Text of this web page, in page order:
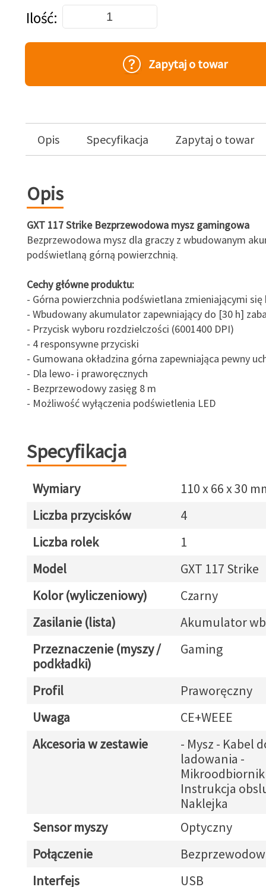
Dodaj do koszyka
Ilość
Zapytaj o towar
Opis Specyfikacja Zapytaj o towar
Opis
GXT 117 Strike Bezprzewodowa mysz gamingowa
Bezprzewodowa mysz dla graczy z wbudowanym
podświetlaną górną powierzchnią.
Cechy główne produktu:
- Górna powierzchnia podświetlana zmieniającymi
- Wbudowany akumulator zapewniający do [30 h]
- Przycisk wyboru rozdzielczości (6001400 DPI)
- 4 responsywne przyciski
- Gumowana okładzina górna zapewniająca pewny
- Dla lewo- i praworęcznych
- Bezprzewodowy zasięg 8 m
- Możliwość wyłączenia podświetlenia LED
Specyfikacja
Wymiary
110 x 66 x 30
Liczba przycisków
4
Liczba rolek
1
Model
GXT 117 Strike
Kolor (wyliczeniowy)
Czarny
Zasilanie (lista)
Akumulator
Przeznaczenie (myszy /
podkładki)
Gaming
Profil
Praworęczny
Uwaga
CE+WEEE
Akcesoria w zestawie
- Mysz - Kabel
ladowania -
Mikroodbiornik
Instrukcja
Naklejka
Sensor myszy
Optyczny
Połączenie
Interfejs
USB